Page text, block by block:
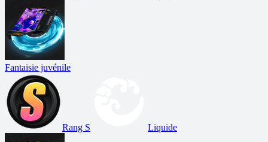
Fantaisie juvénile
Rang S Liquide